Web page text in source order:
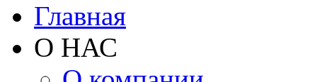
Главная
О НАС